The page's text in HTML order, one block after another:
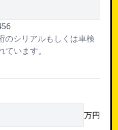
のシリアルもしくは車検
います。
万円